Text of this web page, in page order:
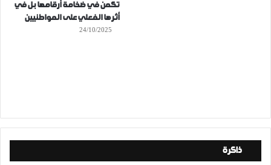
تكمن في ضخامة أرقامها بل في
أثرها الفعلي على المواطنيين
24/10/2025
ذاكرة